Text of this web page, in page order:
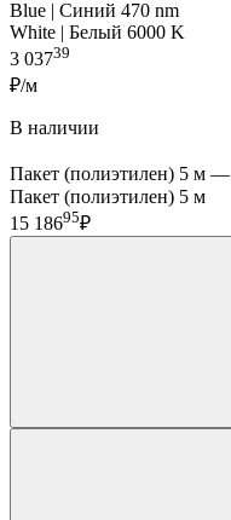
Blue | Синий 470 nm
White | Белый 6000 K
3 03739
₽/м
В наличии
Пакет (полиэтилен) 5 м —
Пакет (полиэтилен) 5 м
15 18695₽